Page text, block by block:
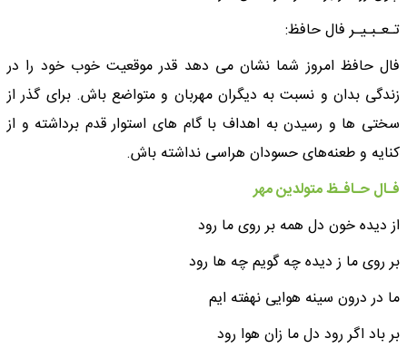
تـعـبـیـر فال حافظ:
فال حافظ امروز شما نشان می دهد قدر موقعیت‌ خوب خود را در
زندگی بدان و نسبت به دیگران مهربان و متواضع باش. برای گذر از
سختی ها و رسیدن به اهداف با گام های استوار قدم برداشته و از
کنایه و طعنه‌های حسودان هراسی نداشته باش.
فـال حـافـظ متولدین مهر
از دیده خون دل همه بر روی ما رود
بر روی ما ز دیده چه گویم چه ها رود
ما در درون سینه هوایی نهفته ایم
بر باد اگر رود دل ما زان هوا رود